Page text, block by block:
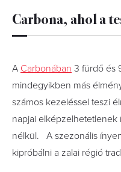
Carbona, ahol a
A Carbonában 3 fürdő és
mindegyikben más
számos kezeléssel teszi
napjai elképzelhetetlenek
nélkül. A szezonális
kipróbálni a zalai régió